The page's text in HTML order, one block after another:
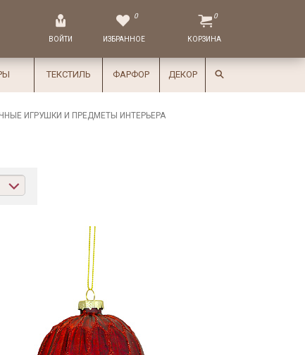
ВОЙТИ
0
ИЗБРАННОЕ
0
КОРЗИНА
ТЕКСТИЛЬ ФАРФОР ДЕКОР
ИГРУШКИ И ПРЕДМЕТЫ ИНТЕРЬЕРА